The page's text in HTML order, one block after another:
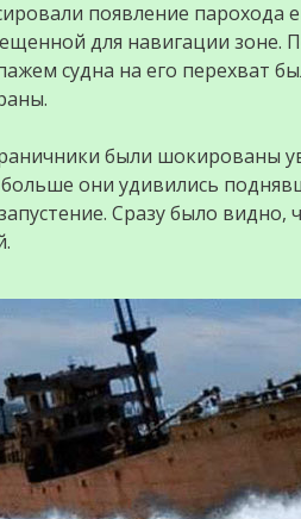
появление парохода
для навигации зоне.
судна на его перехват
были шокированы
они удивились
Сразу было